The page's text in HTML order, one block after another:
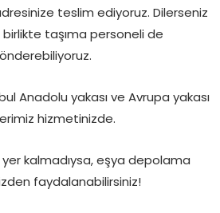
teslim ediyoruz. Dilerseniz
birlikte taşıma personeli de
Anadolu yakası ve Avrupa yakası
hizmetinizde.
kalmadıysa, eşya depolama
faydalanabilirsiniz!